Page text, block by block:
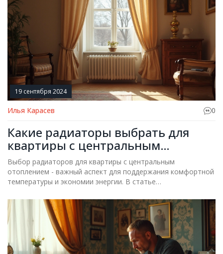
19 сентября 2024
Илья Карасев 0
Какие радиаторы выбрать для
квартиры с центральным
отоплением
Выбор радиаторов для квартиры с центральным
отоплением - важный аспект для поддержания комфортной
температуры и экономии энергии. В статье
преимущества, недостатки и советы по выбору
оптимального устройства для вашего жилища. Узнайте
больше о популярных моделях, материалах и особенностях
установки. Это поможет вам принять взвешенное решение
и создать уют в вашем доме.